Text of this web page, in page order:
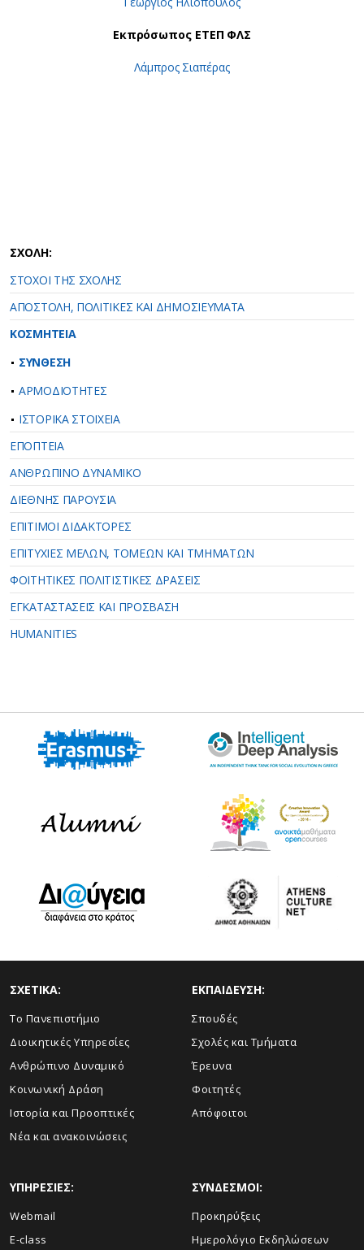
Εκπρόσωπος ΕΤΕΠ ΦΛΣ
Λάμπρος Σιαπέρας
ΣΧΟΛΗ:
ΣΤΟΧΟΙ ΤΗΣ ΣΧΟΛΗΣ
ΑΠΟΣΤΟΛΗ, ΠΟΛΙΤΙΚΕΣ ΚΑΙ ΔΗΜΟΣΙΕΥΜΑΤΑ
ΚΟΣΜΗΤΕΙΑ
ΣΥΝΘΕΣΗ
ΑΡΜΟΔΙΟΤΗΤΕΣ
ΙΣΤΟΡΙΚΑ ΣΤΟΙΧΕΙΑ
ΕΠΟΠΤΕΙΑ
ΑΝΘΡΩΠΙΝΟ ΔΥΝΑΜΙΚΟ
ΔΙΕΘΝΗΣ ΠΑΡΟΥΣΙΑ
ΕΠΙΤΙΜΟΙ ΔΙΔΑΚΤΟΡΕΣ
ΕΠΙΤΥΧΙΕΣ ΜΕΛΩΝ, ΤΟΜΕΩΝ ΚΑΙ ΤΜΗΜΑΤΩΝ
ΦΟΙΤΗΤΙΚΕΣ ΠΟΛΙΤΙΣΤΙΚΕΣ ΔΡΑΣΕΙΣ
ΕΓΚΑΤΑΣΤΑΣΕΙΣ ΚΑΙ ΠΡΟΣΒΑΣΗ
HUMANITIES
ΣΧΕΤΙΚΑ:
Το Πανεπιστήμιο
Διοικητικές Υπηρεσίες
Ανθρώπινο Δυναμικό
Κοινωνική Δράση
Ιστορία και Προοπτικές
Νέα και ανακοινώσεις
ΕΚΠΑΙΔΕΥΣΗ:
Σπουδές
Σχολές και Τμήματα
Έρευνα
Φοιτητές
Απόφοιτοι
ΥΠΗΡΕΣΙΕΣ:
Webmail
E-class
ΣΥΝΔΕΣΜΟΙ:
Προκηρύξεις
Ημερολόγιο Εκδηλώσεων